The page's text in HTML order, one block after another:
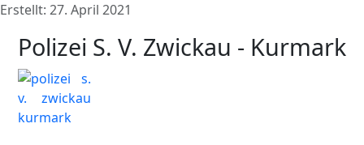
Erstellt: 27. April 2021
Polizei S. V. Zwickau - Kurmark